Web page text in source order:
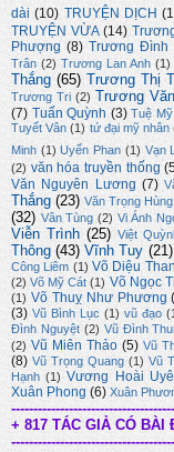
dài (10) TRUYỆN DỊCH
TRUYỆN VỪA (14)
Phượng (8) Trương Đình
Trân (2) Trương Lan Anh (1)
Thắng (65) Trương Thị
Trương Tri (2) Trương
(7) Tuấn Quỳnh (3) Tuệ Mỹ
Tuyết Vân (1) tứ đại mỹ nhân
Minh (1) Uyển Phan (1) Vạn
(2) văn hóa truyền thống
Văn Nguyên Lương (7)
Thắng (23) Văn Trọng Hùng
(32) Vân Tùng (2) Vi Ánh
Viễn Trình (25) Việt
Thông (43) Vĩnh Tuy (21)
Công Liêm (1) Võ Diệu
(2) Võ Mỹ Cát (1) Võ Ngọc
(1) Võ Thuỵ Như Phương
(3) Vũ Bình Lục (1) vũ đạo
Đình Nguyệt (2) Vũ Đình
(2) Vũ Miên Thảo (5) Vũ
(8) Vũ Trọng Quang (1) Vũ
Hạnh (1) Vương Hoài
Xuân Phong (6) Xuân
+ 817 TÁC GIẢ CÓ BÀI